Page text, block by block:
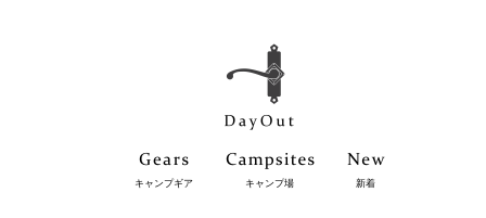
キャンプギア キャンプ場 新着